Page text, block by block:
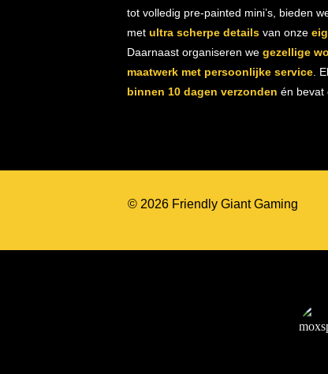
tot volledig pre-painted mini’s, bieden
met ultra scherpe detailsvan onze
Daarnaast organiseren we gezellige
maatwerk met persoonlijke service.
binnen 10 dagen verzonden én bevat
© 2026 Friendly Giant Gaming